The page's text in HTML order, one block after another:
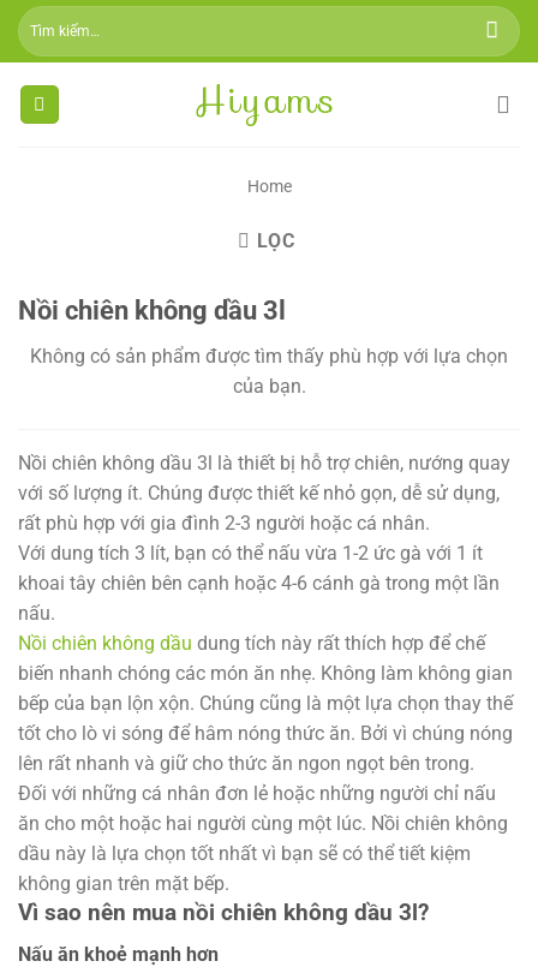
Skip
Tìm
kiếm:
Home
LỌC
Nồi chiên không dầu 3l
Không có sản phẩm được tìm thấy phù hợp với lựa chọn
của bạn.
Nồi chiên không dầu 3l là thiết bị hỗ trợ chiên, nướng quay
với số lượng ít. Chúng được thiết kế nhỏ gọn, dễ sử dụng,
rất phù hợp với gia đình 2-3 người hoặc cá nhân.
Với dung tích 3 lít, bạn có thể nấu vừa 1-2 ức gà với 1 ít
khoai tây chiên bên cạnh hoặc 4-6 cánh gà trong một lần
nấu.
Nồi chiên không dầu dung tích này rất thích hợp để chế
biến nhanh chóng các món ăn nhẹ. Không làm không gian
bếp của bạn lộn xộn. Chúng cũng là một lựa chọn thay thế
tốt cho lò vi sóng để hâm nóng thức ăn. Bởi vì chúng nóng
lên rất nhanh và giữ cho thức ăn ngon ngọt bên trong.
Đối với những cá nhân đơn lẻ hoặc những người chỉ nấu
ăn cho một hoặc hai người cùng một lúc. Nồi chiên không
dầu này là lựa chọn tốt nhất vì bạn sẽ có thể tiết kiệm
không gian trên mặt bếp.
Vì sao nên mua nồi chiên không dầu 3l?
Nấu ăn khoẻ mạnh hơn